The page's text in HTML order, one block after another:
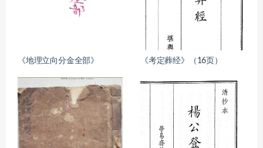
《地理立向分金全部》 《考定葬经》（16页）